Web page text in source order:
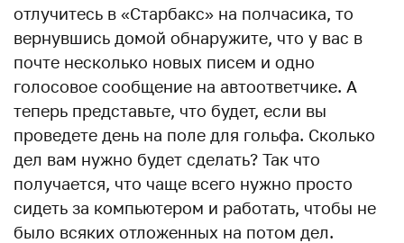
отлучитесь в «Старбакс» на полчасика, то
вернувшись домой обнаружите, что у вас в
почте несколько новых писем и одно
голосовое сообщение на автоответчике. А
теперь представьте, что будет, если вы
проведете день на поле для гольфа. Сколько
дел вам нужно будет сделать? Так что
получается, что чаще всего нужно просто
сидеть за компьютером и работать, чтобы не
было всяких отложенных на потом дел.